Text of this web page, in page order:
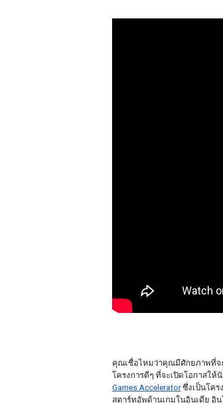
คุณเชื่อไหมว่าคุณมีศักยภาพที่จ
โครงการดีๆ ที่จะเปิดโอกาสใ
Games Accelerator ซึ่งเป็นโคร
สตาร์ทอัพด้านเกมในอินเดีย อิน